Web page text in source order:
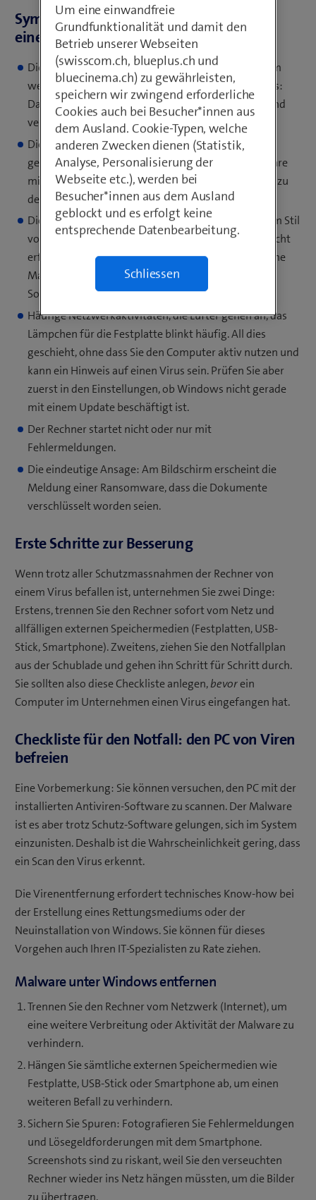
Symptome eines möglichen Befalls mit
einem Computervirus
Die Software- oder Hardware-Firewall schlägt Alarm
wegen eines ungewöhnlichen Verbindungsversuchs:
Das deutet darauf hin, dass der Virus aktiv wurde und
versucht, eine Verbindung ins Internet herzustellen.
Die Antiviren-Software meldet, dass sie einen Virus
gefunden habe. In diesem Fall können Sie die Malware
mit der Antiviren-Software entfernen. Folgen Sie dazu
den Anleitungen der Antiviren-Software.
Die Antiviren-Software erzeugt Fehlermeldungen im Stil
von «der Computer ist nicht geschützt», «Update nicht
erfolgreich». Das kann ein Hinweis sein, dass sich eine
Malware im System eingenistet und die Antiviren-
Software blockiert hat.
Häufige Netzwerkaktivitäten, die Lüfter gehen an, das
Lämpchen für die Festplatte blinkt häufig. All dies
geschieht, ohne dass Sie den Computer aktiv nutzen und
kann ein Hinweis auf einen Virus sein. Prüfen Sie aber
zuerst in den Einstellungen, ob Windows nicht gerade
mit einem Update beschäftigt ist.
Der Rechner startet nicht oder nur mit
Fehlermeldungen.
Die eindeutige Ansage: Am Bildschirm erscheint die
Meldung einer Ransomware, dass die Dokumente
verschlüsselt worden seien.
Erste Schritte zur Besserung
Wenn trotz aller Schutzmassnahmen der Rechner von
einem Virus befallen ist, unternehmen Sie zwei Dinge:
Erstens, trennen Sie den Rechner sofort vom Netz und
allfälligen externen Speichermedien (Festplatten, USB-
Stick, Smartphone). Zweitens, ziehen Sie den Notfallplan
aus der Schublade und gehen ihn Schritt für Schritt durch.
Sie sollten also diese Checkliste anlegen,bevorein
Computer im Unternehmen einen Virus eingefangen hat.
Checkliste für den Notfall: den PC von Viren
befreien
Eine Vorbemerkung: Sie können versuchen, den PC mit der
installierten Antiviren-Software zu scannen. Der Malware
ist es aber trotz Schutz-Software gelungen, sich im System
einzunisten. Deshalb ist die Wahrscheinlichkeit gering, dass
ein Scan den Virus erkennt.
Die Virenentfernung erfordert technisches Know-how bei
der Erstellung eines Rettungsmediums oder der
Neuinstallation von Windows. Sie können für dieses
Vorgehen auch Ihren IT-Spezialisten zu Rate ziehen.
Malware unter Windows entfernen
Trennen Sie den Rechner vom Netzwerk (Internet), um
eine weitere Verbreitung oder Aktivität der Malware zu
verhindern.
Hängen Sie sämtliche externen Speichermedien wie
Festplatte, USB-Stick oder Smartphone ab, um einen
weiteren Befall zu verhindern.
Sichern Sie Spuren: Fotografieren Sie Fehlermeldungen
und Lösegeldforderungen mit dem Smartphone.
Screenshots sind zu riskant, weil Sie den verseuchten
Rechner wieder ins Netz hängen müssten, um die Bilder
zu übertragen.
Um eine einwandfreie
Grundfunktionalität und damit den
Betrieb unserer Webseiten
(swisscom.ch, blueplus.ch und
bluecinema.ch) zu gewährleisten,
speichern wir zwingend erforderliche
Cookies auch bei Besucher*innen aus
dem Ausland. Cookie-Typen, welche
anderen Zwecken dienen (Statistik,
Analyse, Personalisierung der
Webseite etc.), werden bei
Besucher*innen aus dem Ausland
geblockt und es erfolgt keine
entsprechende Datenbearbeitung.
Schliessen